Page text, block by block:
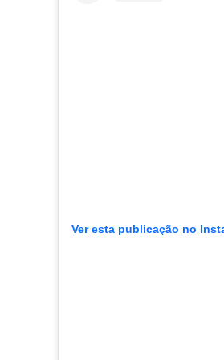
Ver esta publicação no